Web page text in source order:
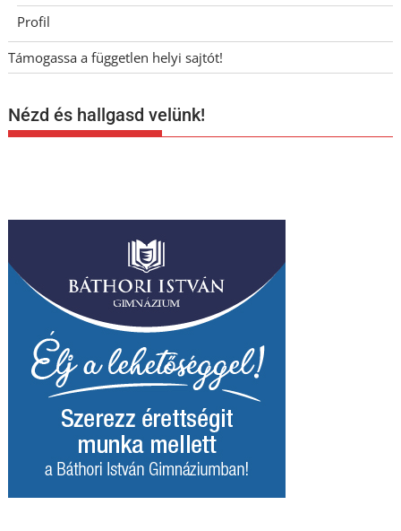
Profil
Támogassa a független helyi sajtót!
Nézd és hallgasd velünk!